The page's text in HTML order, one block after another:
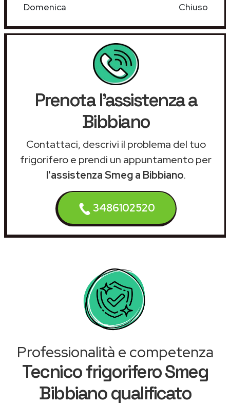
Domenica
Chiuso
Prenota l'assistenza a
Bibbiano
Contattaci, descrivi il problema del tuo
frigorifero e prendi un appuntamento per
l'assistenza Smeg a Bibbiano.
3486102520
Professionalità e competenza
Tecnico frigorifero Smeg
Bibbiano qualificato